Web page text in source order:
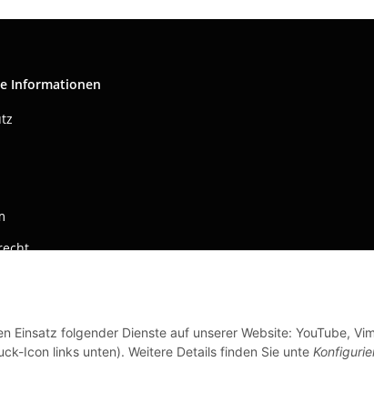
Informationen
Einsatz folgender Dienste auf unserer Website: YouTube,
Icon links unten). Weitere Details finden Sie unte